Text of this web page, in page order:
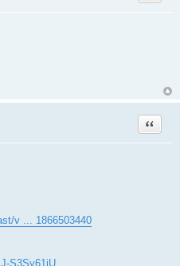
Citer
v ... 1866503440
S3Sy61jU